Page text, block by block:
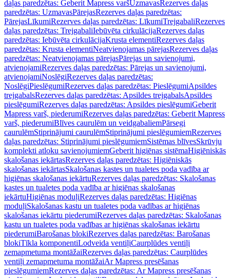
daļas paredzētas: Geberit Mapress varšUzmavasRezerves daļas
paredzētas: UzmavasPārejasRezerves daļas paredzētas:
PārejasLīkumiRezerves daļas paredzētas: LīkumiTrejgabaliRezerves
daļas paredzētas: TrejgabaliIebūvēta cirkulācijaRezerves daļas
paredzētas: Iebūvēta cirkulācijaKrusta elementiRezerves daļas
paredzētas: Krusta elementiNeatvienojamas pārejasRezerves daļas
paredzētas: Neatvienojamas pārejasPārejas un savienojumi,
atvienojamiRezerves daļas paredzētas: Pārejas un savienojumi,
atvienojamiNoslēgiRezerves daļas paredzētas:
NoslēgiPieslēgumiRezerves daļas paredzētas: PieslēgumiApsildes
trejgabalsRezerves daļas paredzētas: Apsildes trejgabalsApsildes
pieslēgumiRezerves daļas paredzētas: Apsildes pieslēgumiGeberit
Mapress varš, piederumiRezerves daļas paredzētas: Geberit Mapress
varš, piederumiBlīves caurulēm un veidgabaliemPārsegi
caurulēmStiprinājumi caurulēmStiprinājumi pieslēgumiemRezerves
daļas paredzētas: Stiprinājumi pieslēgumiemSistēmas blīvesSkrūvju
komplekti atloku savienojumiemGeberit higiēnas sistēmaHigiēniskās
skalošanas iekārtasRezerves daļas paredzētas: Higiēniskās
skalošanas iekārtasSkalošanas kastes un tualetes poda vadība ar
higiēnas skalošanas iekārtuRezerves daļas paredzētas: Skalošanas
kastes un tualetes poda vadība ar higiēnas skalošanas
iekārtuHigiēnas moduļiRezerves daļas paredzētas: Higiēnas
moduļiSkalošanas kastu un tualetes poda vadības ar higiēnas
skalošanas iekārtu piederumiRezerves daļas paredzētas: Skalošanas
kastu un tualetes poda vadības ar higiēnas skalošanas iekārtu
piederumiBarošanas blokiRezerves daļas paredzētas: Barošanas
blokiTīkla komponentiLodveida ventiļiCaurplūdes ventiļi
zemapmetuma montāžaiRezerves daļas paredzētas: Caurplūdes
ventiļi zemapmetuma montāžaiAr Mapress presēšanas
pieslēgumiemRezerves daļas paredzētas: Ar Mapress presēšanas